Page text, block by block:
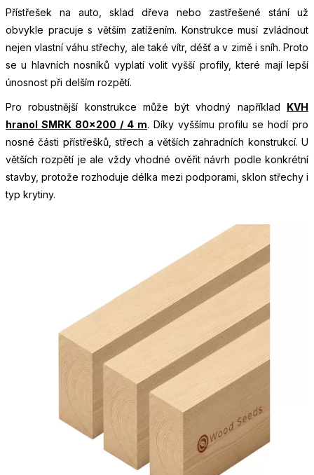
Přístřešek na auto, sklad dřeva nebo zastřešené stání už
obvykle pracuje s větším zatížením. Konstrukce musí zvládnout
nejen vlastní váhu střechy, ale také vítr, déšť a v zimě i sníh. Proto
se u hlavních nosníků vyplatí volit vyšší profily, které mají lepší
únosnost při delším rozpětí.
Pro robustnější konstrukce může být vhodný například KVH
hranol SMRK 80×200 / 4 m. Díky vyššímu profilu se hodí pro
nosné části přístřešků, střech a větších zahradních konstrukcí. U
větších rozpětí je ale vždy vhodné ověřit návrh podle konkrétní
stavby, protože rozhoduje délka mezi podporami, sklon střechy i
typ krytiny.